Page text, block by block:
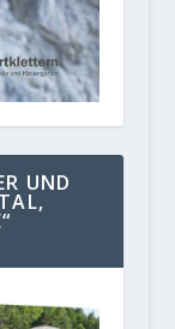
UND